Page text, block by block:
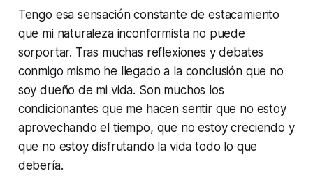
Tengo esa sensación constante de estacamiento
que mi naturaleza inconformista no puede
sorportar. Tras muchas reflexiones y debates
conmigo mismo he llegado a la conclusión que no
soy dueño de mi vida. Son muchos los
condicionantes que me hacen sentir que no estoy
aprovechando el tiempo, que no estoy creciendo y
que no estoy disfrutando la vida todo lo que
debería.